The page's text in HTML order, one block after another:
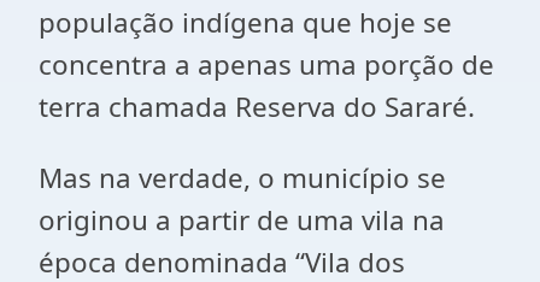
população indígena que hoje se
concentra a apenas uma porção de
terra chamada Reserva do Sararé.
Mas na verdade, o município se
originou a partir de uma vila na
época denominada “Vila dos